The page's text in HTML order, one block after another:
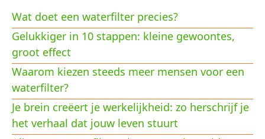
Wat doet een waterfilter precies?
Gelukkiger in 10 stappen: kleine gewoontes,
groot effect
Waarom kiezen steeds meer mensen voor een
waterfilter?
Je brein creëert je werkelijkheid: zo herschrijf je
het verhaal dat jouw leven stuurt